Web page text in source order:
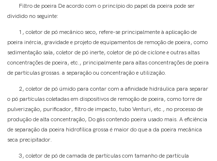
Filtro de poeira De acordo com o princípio do papel da poeira pode ser
dividido no seguinte:
1, coletor de pó mecânico seco, refere-se principalmente à aplicação de
poeira inércia, gravidade e projeto de equipamentos de remoção de poeira, como
sedimentação sala, coletor de pó inerte, coletor de pó de ciclone e outras altas
concentrações de poeira, etc., principalmente para altas concentrações de poeira
de partículas grossas. a separação ou concentração e utilização.
2, coletor de pó úmido para contar com a afinidade hidráulica para separar
o pó partículas coletadas em dispositivos de remoção de poeira, como torre de
pulverização, purificador, filtro de impacto, tubo Venturi, etc., no processo de
produção de alta concentração, Do gás contendo poeira usado mais. A eficiência
de separação da poeira hidrofílica grossa é maior do que a da poeira mecânica
seca precipitador.
3, coletor de pó de camada de partículas com tamanho de partícula